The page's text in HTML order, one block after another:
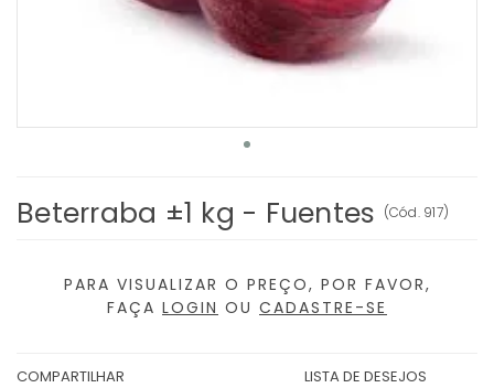
Beterraba ±1 kg - Fuentes (Cód. 917)
PARA VISUALIZAR O PREÇO, POR FAVOR,
FAÇA LOGIN OU CADASTRE-SE
COMPARTILHAR LISTA DE DESEJOS